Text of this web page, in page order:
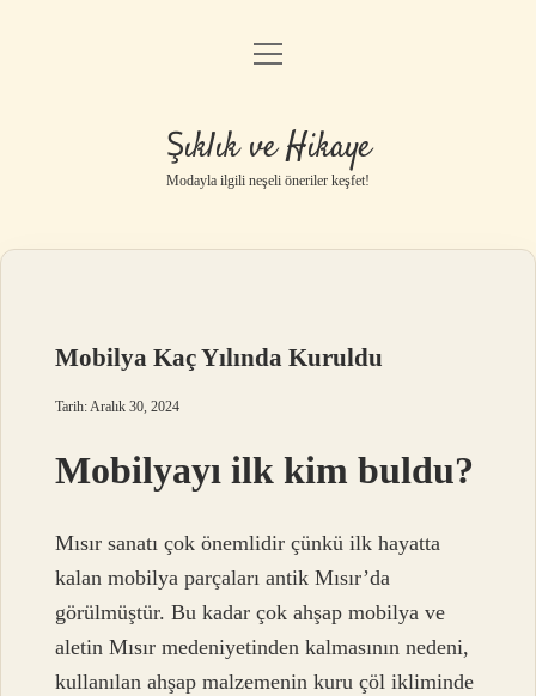
Gizlilik Politikası
Yasal Uyarı
menüyü
Şıklık ve Hikaye
Modayla ilgili neşeli öneriler keşfet!
Mobilya Kaç Yılında Kuruldu
Tarih: Aralık 30, 2024
Mobilyayı ilk kim buldu?
Mısır sanatı çok önemlidir çünkü ilk hayatta
kalan mobilya parçaları antik Mısır’da
görülmüştür. Bu kadar çok ahşap mobilya ve
aletin Mısır medeniyetinden kalmasının nedeni,
kullanılan ahşap malzemenin kuru çöl ikliminde